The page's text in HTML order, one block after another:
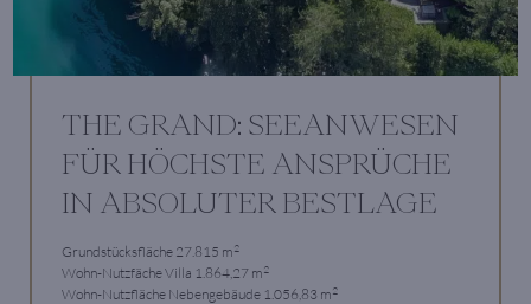
THE GRAND: SEEANWESEN
FÜR HÖCHSTE ANSPRÜCHE
IN ABSOLUTER BESTLAGE
Grundstücksfläche 27.815 m2
Wohn-Nutzfäche Villa 1.864,27 m2
Wohn-Nutzfläche Nebengebäude 1.056,83 m2